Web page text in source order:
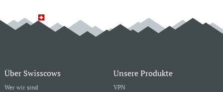
Über Swisscows
Wer wir sind
Unsere Produkte
VPN